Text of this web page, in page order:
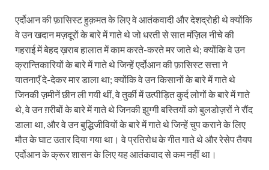
एर्दोआन की फ़ासिस्ट हुक़मत के लिए वे आतंकवादी और देशद्रोही थे क्योंकि
वे उन खदान मज़दूरों के बारे में गाते थे जो धरती से सात मंज़ि‍ल नीचे की
गहराई में बेहद ख़राब हालात में काम करते-करते मर जाते थे; क्योंकि वे उन
क्रान्तिकारियों के बारे में गाते थे जिन्हें एर्दोआन की फ़ासिस्ट सत्ता ने
यातनाएँ दे-देकर मार डाला था; क्योंकि वे उन किसानों के बारे में गाते थे
जिनकी ज़मीनें छीन ली गयी थीं, वे तुर्की में उत्पीड़ि‍त कुर्द लोगों के बारे में गाते
थे, वे उन ग़रीबों के बारे में गाते थे जिनकी झुग्गी बस्तियों को बुलडोज़रों ने रौंद
डाला था, और वे उन बुद्धिजीवियों के बारे में गाते थे जिन्हें चुप कराने के लिए
मौत के घाट उतार दिया गया था। वे प्रतिरोध के गीत गाते थे और रेसेप तैयप
एर्दोआन के क्रूर शासन के लिए यह आतंकवाद से कम नहीं था।